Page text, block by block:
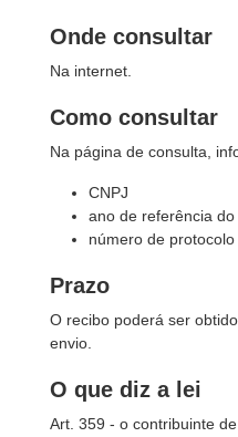
Onde consultar
Na internet.
Como consultar
Na página de consulta,
CNPJ
ano de referência
número de
Prazo
O recibo poderá ser
envio.
O que diz a lei
Art. 359 - o contribuinte